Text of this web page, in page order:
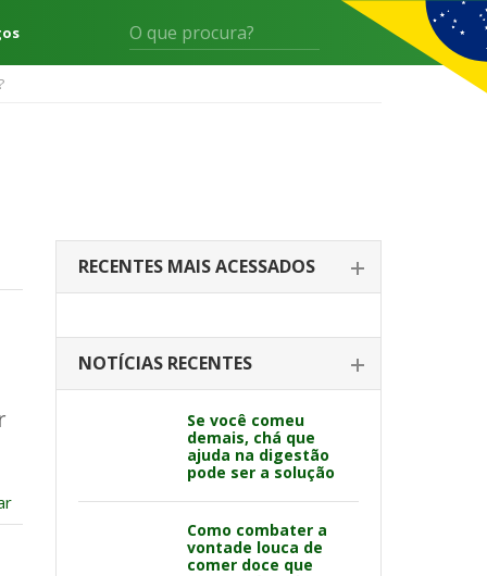
RECENTES MAIS ACESSADOS
NOTÍCIAS RECENTES
Se você comeu
demais, chá que
ajuda na digestão
pode ser a solução
Como combater a
vontade louca de
comer doce que